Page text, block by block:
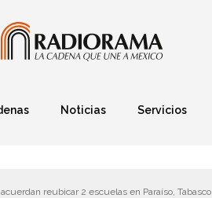
Noticias Servicios
reubicar 2 escuelas en Paraíso, Tabasco